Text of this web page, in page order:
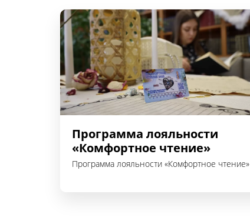
Программа лояльности
«Комфортное чтение»
Программа лояльности «Комфортное чтение»